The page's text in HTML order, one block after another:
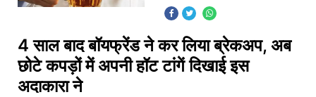
4 साल बाद बॉयफ्रेंड ने कर लिया ब्रेकअप, अब
छोटे कपड़ों में अपनी हॉट टांगें दिखाई इस
अदाकारा ने